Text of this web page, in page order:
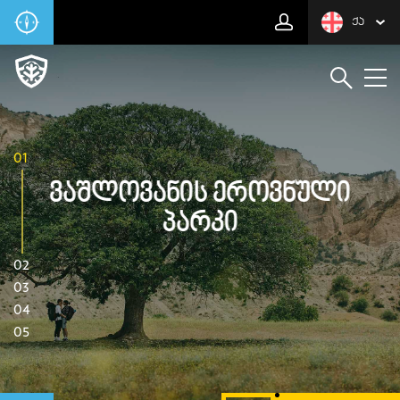
ᲥᲐ
01
02
03
04
05
Ვაშლოვანის Ეროვნული
Პარკი